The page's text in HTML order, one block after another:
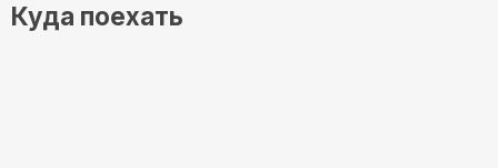
Куда поехать